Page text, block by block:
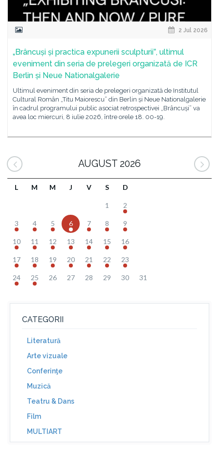
2 Jul 2026
„Brâncuși și practica expunerii sculpturiiˮ, ultimul
eveniment din seria de prelegeri organizată de ICR
Berlin și Neue Nationalgalerie
Ultimul eveniment din seria de prelegeri organizată de Institutul
Cultural Român „Titu Maiorescu” din Berlin și Neue Nationalgalerie
în cadrul programului public asociat retrospectivei „Brâncuși” va
avea loc miercuri, 8 iulie 2026, între orele 18. 00-19.
AUGUST 2026
L M M J V S D
1 2
3 4 5 6 7 8 9
10 11 12 13 14 15 16
17 18 19 20 21 22 23
24 25 26 27 28 29 30 31
CATEGORII
Literatură
Arte vizuale
Conferinţe
Muzică
Teatru & Dans
Film
MULTIART